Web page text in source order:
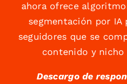
ahora ofrece
segmentación por IA
seguidores que se
contenido y nicho
Descargo de